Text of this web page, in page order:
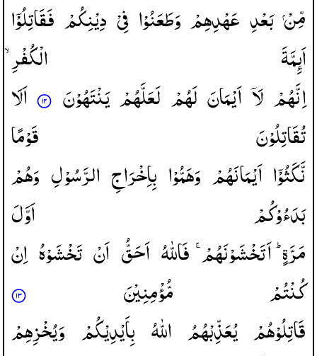
مِّنْ بَعْدِ عَهْدِهِمْ وَطَعَنُوْا فِیْ دِیْنِكُمْ فَقَاتِلُوْۤا
اَىِٕمَّةَ
الْكُفْرِ ۙ
اِنَّهُمْ لَاۤ اَیْمَانَ لَهُمْ لَعَلَّهُمْ یَنْتَهُوْنَ
اَلَا
تُقَاتِلُوْنَ
قَوْمًا
نَّكَثُوْۤا اَیْمَانَهُمْ وَهَمُّوْا بِاِخْرَاجِ الرَّسُوْلِ وَهُمْ
بَدَءُوْكُمْ
اَوَّلَ
مَرَّةٍ ؕ اَتَخْشَوْنَهُمْ ۚ فَاللّٰهُ اَحَقُّ اَنْ تَخْشَوْهُ اِنْ
كُنْتُمْ
مُّؤْمِنِیْنَ
قَاتِلُوْهُمْ یُعَذِّبْهُمُ اللّٰهُ بِاَیْدِیْكُمْ وَیُخْزِهِمْ